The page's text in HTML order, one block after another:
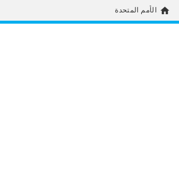
home الأمم المتحدة